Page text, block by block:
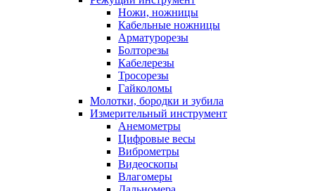
Ножи, ножницы
Кабельные ножницы
Арматурорезы
Болторезы
Кабелерезы
Тросорезы
Гайколомы
Молотки, бородки и зубила
Измерительный инструмент
Анемометры
Цифровые весы
Виброметры
Видеоскопы
Влагомеры